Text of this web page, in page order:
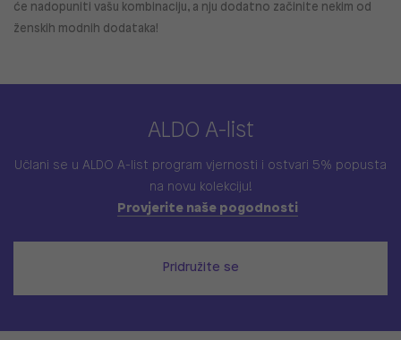
će nadopuniti vašu kombinaciju, a nju dodatno začinite nekim od
ženskih modnih dodataka!
ALDO A-list
Učlani se u ALDO A-list program vjernosti i ostvari 5% popusta
na novu kolekciju!
Provjerite naše pogodnosti
Pridružite se